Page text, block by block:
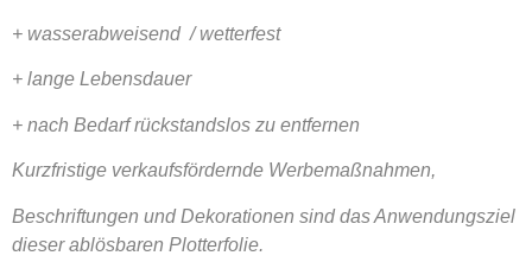
+ wasserabweisend / wetterfest
+ lange Lebensdauer
+ nach Bedarf rückstandslos zu entfernen
Kurzfristige verkaufsfördernde Werbemaßnahmen,
Beschriftungen und Dekorationen sind das Anwendungsziel
dieser ablösbaren Plotterfolie.